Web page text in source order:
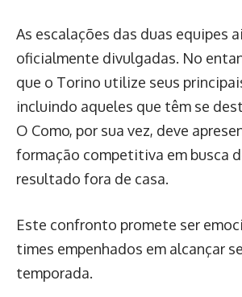
As escalações das duas equipes
oficialmente divulgadas. No
que o Torino utilize seus
incluindo aqueles que têm se
O Como, por sua vez, deve
formação competitiva em busca
resultado fora de casa.
Este confronto promete ser
times empenhados em alcançar
temporada.